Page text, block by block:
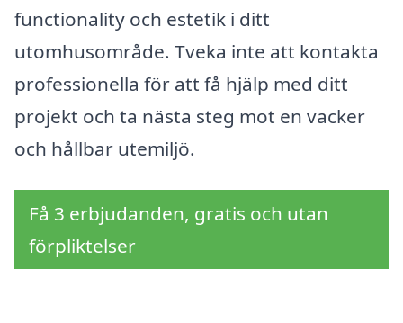
functionality och estetik i ditt
utomhusområde. Tveka inte att kontakta
professionella för att få hjälp med ditt
projekt och ta nästa steg mot en vacker
och hållbar utemiljö.
Få 3 erbjudanden, gratis och utan
förpliktelser